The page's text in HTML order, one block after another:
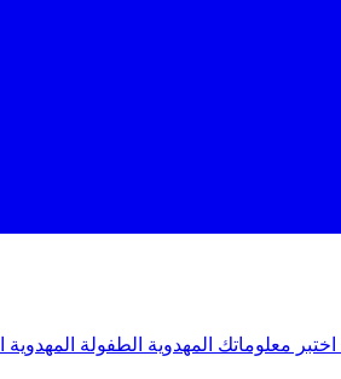
اختبر معلوماتك المهدوية الطفولة المهدوية